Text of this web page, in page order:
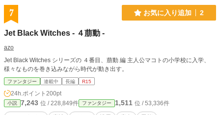
7 お気に入り追加 2
Jet Black Witches - ４萠動 -
azo
Jet Black Witches シリーズの ４番目、萠動 編 主人公マコトの小学校に入学、
様々なものを巻き込みながら時代が動き出す。
ファンタジー 連載中 長編 R15
24h.ポイント 200pt
小説 7,243 位 / 228,849件 ファンタジー 1,511 位 / 53,336件